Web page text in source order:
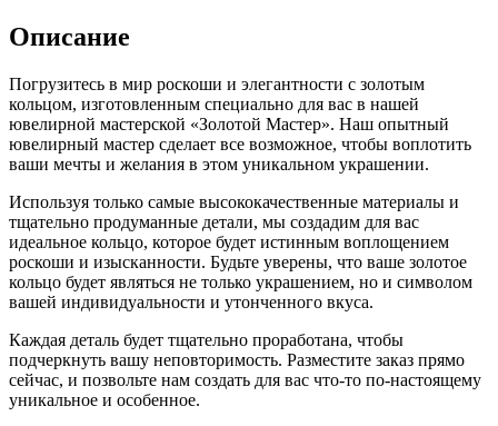
Описание
Погрузитесь в мир роскоши и элегантности с золотым
кольцом, изготовленным специально для вас в нашей
ювелирной мастерской «Золотой Мастер». Наш опытный
ювелирный мастер сделает все возможное, чтобы воплотить
ваши мечты и желания в этом уникальном украшении.
Используя только самые высококачественные материалы и
тщательно продуманные детали, мы создадим для вас
идеальное кольцо, которое будет истинным воплощением
роскоши и изысканности. Будьте уверены, что ваше золотое
кольцо будет являться не только украшением, но и символом
вашей индивидуальности и утонченного вкуса.
Каждая деталь будет тщательно проработана, чтобы
подчеркнуть вашу неповторимость. Разместите заказ прямо
сейчас, и позвольте нам создать для вас что-то по-настоящему
уникальное и особенное.